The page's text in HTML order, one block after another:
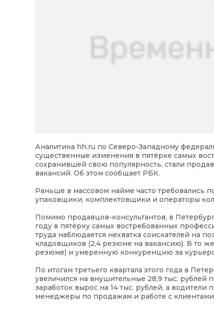
Аналитика hh.ru по Северо-Западному
существенные изменения в пятёрке самых
сохранившей свою популярность, стали
вакансий. Об этом сообщает РБК.
Раньше в массовом найме часто требовались
упаковщики, комплектовщики и операторы
Помимо продавцов-консультантов, в
году в пятёрку самых востребованных
труда наблюдается нехватка соискателей на
кладовщиков (2,4 резюме на вакансию). В то
резюме) и умеренную конкуренцию за
По итогам третьего квартала этого года в
увеличился на внушительные 28,9 тыс.
заработок вырос на 14 тыс. рублей, а водители
менеджеры по продажам и работе с клиентами